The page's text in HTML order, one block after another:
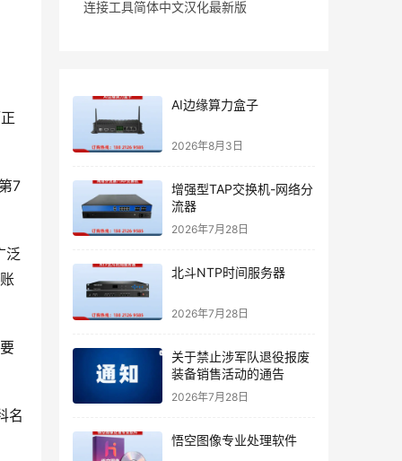
7
泛
名
连接工具简体中文汉化最新版
AI边缘算力盒子
2026年8月3日
增强型TAP交换机-网络分
流器
2026年7月28日
北斗NTP时间服务器
2026年7月28日
关于禁止涉军队退役报废
装备销售活动的通告
2026年7月28日
悟空图像专业处理软件